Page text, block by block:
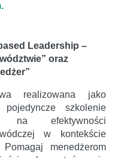
Leadership –
oraz
realizowana jako
szkolenie
na efektywności
w kontekście
menedżerom